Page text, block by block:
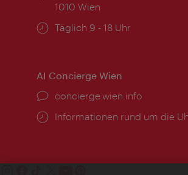
1010 Wien
Öffnungszeiten:
Täglich 9 - 18 Uhr
AI Concierge Wien
Ort:
concierge.wien.info
Öffnungszeiten:
Informationen rund um die